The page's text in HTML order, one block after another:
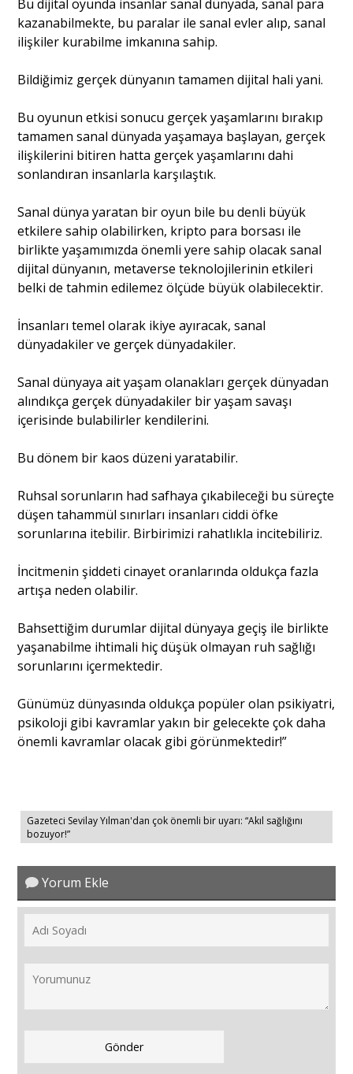
Bu dijital oyunda insanlar sanal dünyada, sanal para
kazanabilmekte, bu paralar ile sanal evler alıp, sanal
ilişkiler kurabilme imkanına sahip.
Bildiğimiz gerçek dünyanın tamamen dijital hali yani.
Bu oyunun etkisi sonucu gerçek yaşamlarını bırakıp
tamamen sanal dünyada yaşamaya başlayan, gerçek
ilişkilerini bitiren hatta gerçek yaşamlarını dahi
sonlandıran insanlarla karşılaştık.
Sanal dünya yaratan bir oyun bile bu denli büyük
etkilere sahip olabilirken, kripto para borsası ile
birlikte yaşamımızda önemli yere sahip olacak sanal
dijital dünyanın, metaverse teknolojilerinin etkileri
belki de tahmin edilemez ölçüde büyük olabilecektir.
İnsanları temel olarak ikiye ayıracak, sanal
dünyadakiler ve gerçek dünyadakiler.
Sanal dünyaya ait yaşam olanakları gerçek dünyadan
alındıkça gerçek dünyadakiler bir yaşam savaşı
içerisinde bulabilirler kendilerini.
Bu dönem bir kaos düzeni yaratabilir.
Ruhsal sorunların had safhaya çıkabileceği bu süreçte
düşen tahammül sınırları insanları ciddi öfke
sorunlarına itebilir. Birbirimizi rahatlıkla incitebiliriz.
İncitmenin şiddeti cinayet oranlarında oldukça fazla
artışa neden olabilir.
Bahsettiğim durumlar dijital dünyaya geçiş ile birlikte
yaşanabilme ihtimali hiç düşük olmayan ruh sağlığı
sorunlarını içermektedir.
Günümüz dünyasında oldukça popüler olan psikiyatri,
psikoloji gibi kavramlar yakın bir gelecekte çok daha
önemli kavramlar olacak gibi görünmektedir!”
Gazeteci Sevilay Yılman'dan çok önemli bir uyarı: “Akıl sağlığını
bozuyor!”
Yorum Ekle